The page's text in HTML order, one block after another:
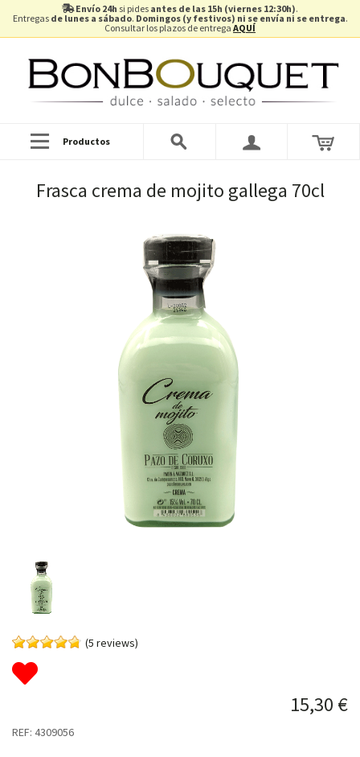
Envío 24h si pides antes de las 15h (viernes 12:30h).
Entregas de lunes a sábado. Domingos (y festivos) ni se envía ni se entrega.
Consultar los plazos de entrega AQUÍ
Productos
Frasca crema de mojito gallega 70cl
(5 reviews)
15,30 €
REF: 4309056